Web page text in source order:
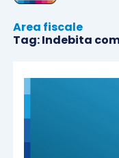
Area fiscale
Tag: Indebita